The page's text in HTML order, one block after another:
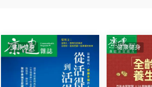
健康健身 健康健身